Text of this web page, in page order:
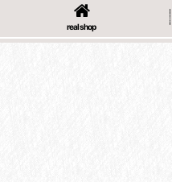
real shop